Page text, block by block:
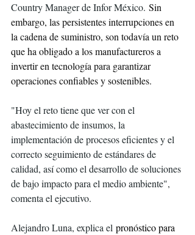
Country Manager de Infor México. Sin
embargo, las persistentes interrupciones en
la cadena de suministro, son todavía un reto
que ha obligado a los manufactureros a
invertir en tecnología para garantizar
operaciones confiables y sostenibles.
"Hoy el reto tiene que ver con el
abastecimiento de insumos, la
implementación de procesos eficientes y el
correcto seguimiento de estándares de
calidad, así como el desarrollo de soluciones
de bajo impacto para el medio ambiente",
comenta el ejecutivo.
Alejandro Luna, explica el pronóstico para